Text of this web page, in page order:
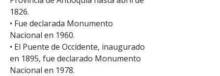
1826.
• Fue declarada Monumento
Nacional en 1960.
• El Puente de Occidente, inaugurado
en 1895, fue declarado Monumento
Nacional en 1978.